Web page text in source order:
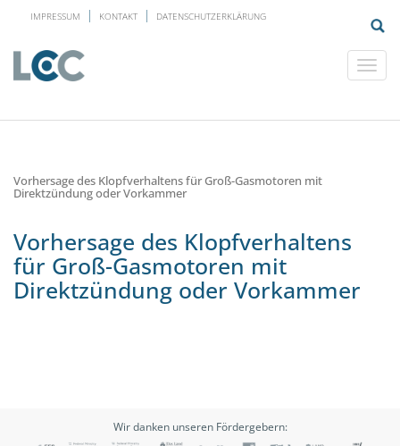
IMPRESSUM KONTAKT DATENSCHUTZERKLÄRUNG
Vorhersage des Klopfverhaltens für Groß-Gasmotoren mit
Direktzündung oder Vorkammer
Vorhersage des Klopfverhaltens
für Groß-Gasmotoren mit
Direktzündung oder Vorkammer
Wir danken unseren Fördergebern: